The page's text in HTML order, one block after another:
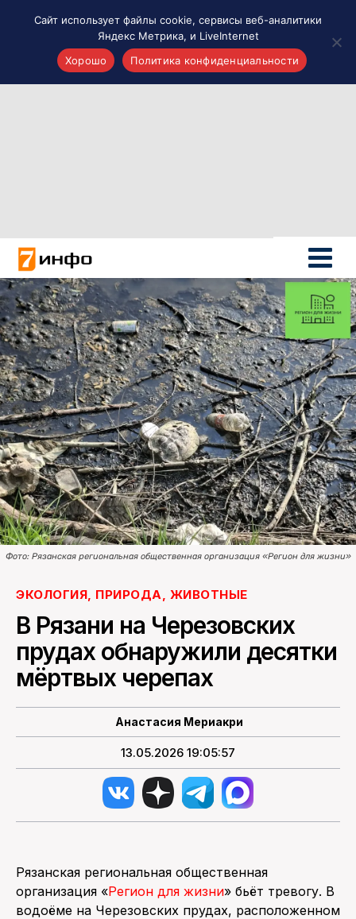
Новости России
Политика
Новости мира
Все материалы 7инфо
О НАС
ПОИСК ПО САЙТУ
Фото: Рязанская региональная общественная организация «Регион для жизни»
ЭКОЛОГИЯ, ПРИРОДА, ЖИВОТНЫЕ
В Рязани на Черезовских
прудах обнаружили десятки
мёртвых черепах
Анастасия Мериакри
13.05.2026 19:05:57
Рязанская региональная общественная
организация «Регион для жизни» бьёт тревогу. В
водоёме на Черезовских прудах, расположенном
Сайт использует файлы cookie, сервисы веб-аналитики
Яндекс Метрика, и LiveInternet
Хорошо
Политика конфиденциальности